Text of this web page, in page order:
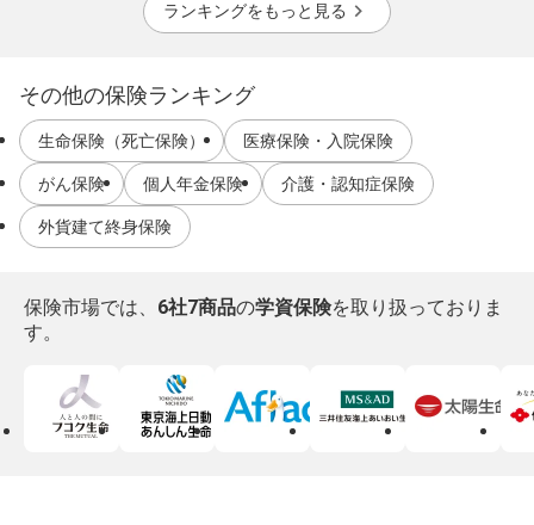
ランキングをもっと見る
その他の保険ランキング
生命保険（死亡保険） 医療保険・入院保険
がん保険 個人年金保険 介護・認知症保険
外貨建て終身保険
保険市場では、 6社7商品の学資保険を取り扱っておりま
す。